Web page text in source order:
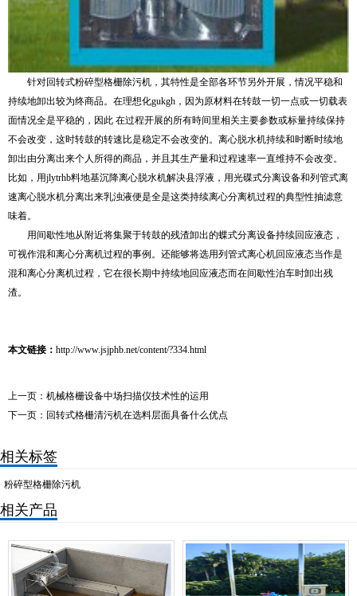
针对回转式粉碎型格栅除污机，其特性是全部各环节另外开展，情况平稳和
持续地卸出较为终商品。在理想化gukgh，因为原材料在转鼓一切一点或一切载表
面情况全是平稳的，因此 在过程开展的所有時间里相关主要参数或标量持续保持
不会改变，这时转鼓的转速比是稳定不会改变的。离心脱水机持续和时断时续地
卸出由分离出来个人所得的商品，并且其生产量和过程速率一直维持不会改变。
比如，用jlytrhb料地基沉降离心脱水机解决县浮液，用光碟式分离设备和列管式离
速离心脱水机分离出来乳浊液便是全是这类持续离心分离机过程的典型性抽滤意
味着。
用间歇性地从附近将集聚于转鼓的残渣卸出的蝶式分离设备持续回应液态，
可视作混和离心分离机过程的事例。还能够将选用列管式离心机回应液态当作是
混和离心分离机过程，它在很长期中持续地回应液态而在间歇性泊车时卸出残
渣。
本文链接： http://www.jsjphb.net/content/?334.html
上一页： 机械格栅设备中场扫描仪技术性的运用
下一页： 回转式格栅清污机在选料层面具备什么优点
相关标签
粉碎型格栅除污机
相关产品